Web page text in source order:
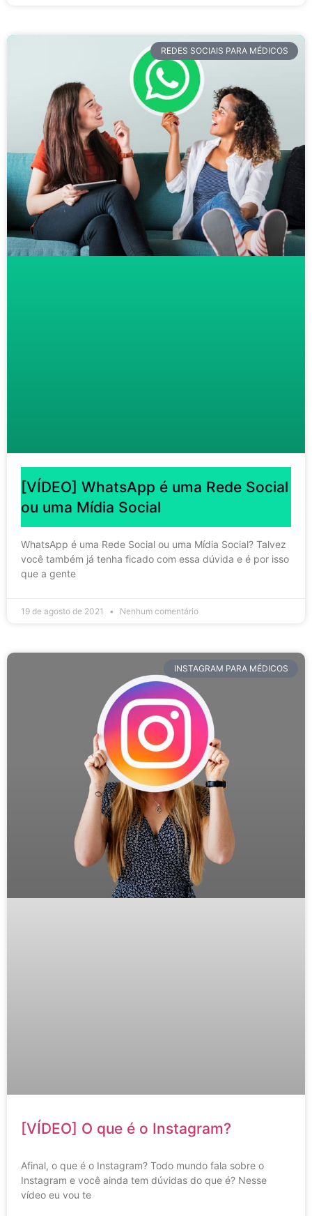
REDES SOCIAIS PARA MÉDICOS
[VÍDEO] WhatsApp é uma Rede Social
ou uma Mídia Social
WhatsApp é uma Rede Social ou uma Mídia Social? Talvez
você também já tenha ficado com essa dúvida e é por isso
que a gente
19 de agosto de 2021 Nenhum comentário
INSTAGRAM PARA MÉDICOS
[VÍDEO] O que é o Instagram?
Afinal, o que é o Instagram? Todo mundo fala sobre o
Instagram e você ainda tem dúvidas do que é? Nesse
vídeo eu vou te